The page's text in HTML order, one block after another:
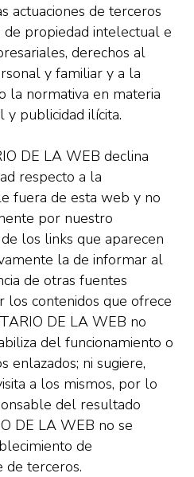
actuaciones de terceros
propiedad intelectual e
derechos al
y familiar y a la
la normativa en materia
y publicidad ilícita.
DE LA WEB declina
respecto a la
fuera de esta web y no
por nuestro
los links que aparecen
la de informar al
de otras fuentes
los contenidos que ofrece
DE LA WEB no
del funcionamiento o
enlazados; ni sugiere,
a los mismos, por lo
del resultado
DE LA WEB no se
de
terceros.